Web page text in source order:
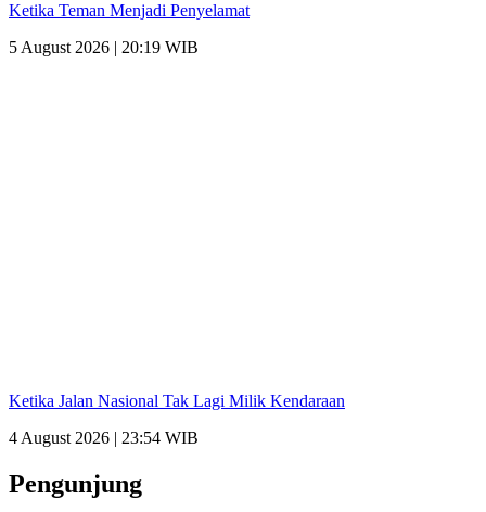
Ketika Teman Menjadi Penyelamat
5 August 2026 | 20:19 WIB
Ketika Jalan Nasional Tak Lagi Milik Kendaraan
4 August 2026 | 23:54 WIB
Pengunjung